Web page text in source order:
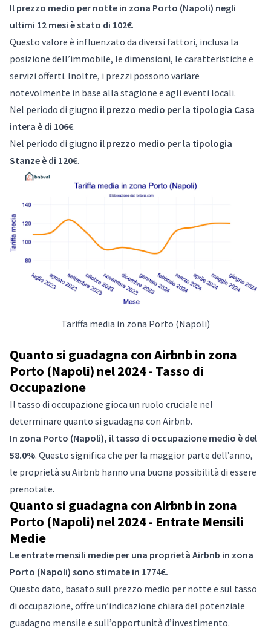
Il prezzo medio per notte in zona Porto (Napoli) negli
ultimi 12 mesi è stato di 102€.
Questo valore è influenzato da diversi fattori, inclusa la
posizione dell’immobile, le dimensioni, le caratteristiche e
servizi offerti. Inoltre, i prezzi possono variare
notevolmente in base alla stagione e agli eventi locali.
Nel periodo di giugno il prezzo medio per la tipologia Casa
intera è di 106€.
Nel periodo di giugno il prezzo medio per la tipologia
Stanze è di 120€.
Tariffa media in zona Porto (Napoli)
Quanto si guadagna con Airbnb in zona
Porto (Napoli) nel 2024 - Tasso di
Occupazione
Il tasso di occupazione gioca un ruolo cruciale nel
determinare quanto si guadagna con Airbnb.
In zona Porto (Napoli), il tasso di occupazione medio è del
58.0%. Questo significa che per la maggior parte dell’anno,
le proprietà su Airbnb hanno una buona possibilità di essere
prenotate.
Quanto si guadagna con Airbnb in zona
Porto (Napoli) nel 2024 - Entrate Mensili
Medie
Le entrate mensili medie per una proprietà Airbnb in zona
Porto (Napoli) sono stimate in 1774€.
Questo dato, basato sull prezzo medio per notte e sul tasso
di occupazione, offre un’indicazione chiara del potenziale
guadagno mensile e sull’opportunità d’investimento.